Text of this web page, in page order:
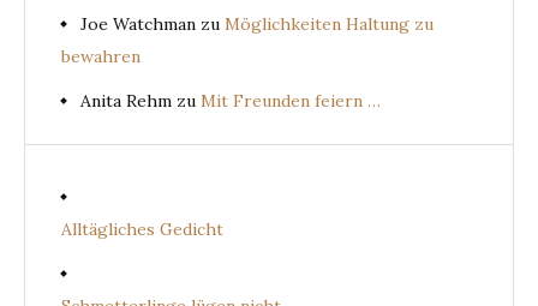
Joe Watchman zu Möglichkeiten Haltung zu
bewahren
Anita Rehm zu Mit Freunden feiern …
Alltägliches Gedicht